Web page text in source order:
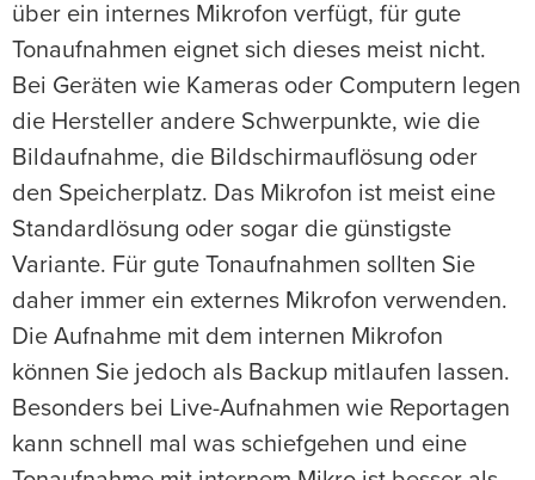
über ein internes Mikrofon verfügt, für gute
Tonaufnahmen eignet sich dieses meist nicht.
Bei Geräten wie Kameras oder Computern legen
die Hersteller andere Schwerpunkte, wie die
Bildaufnahme, die Bildschirmauflösung oder
den Speicherplatz. Das Mikrofon ist meist eine
Standardlösung oder sogar die günstigste
Variante. Für gute Tonaufnahmen sollten Sie
daher immer ein externes Mikrofon verwenden.
Die Aufnahme mit dem internen Mikrofon
können Sie jedoch als Backup mitlaufen lassen.
Besonders bei Live-Aufnahmen wie Reportagen
kann schnell mal was schiefgehen und eine